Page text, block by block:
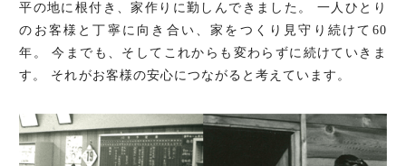
平の地に根付き、家作りに勤しんできました。 一人ひとり
のお客様と丁寧に向き合い、家をつくり見守り続けて60
年。 今までも、そしてこれからも変わらずに続けていきま
す。
それがお客様の安心につながると考えています。